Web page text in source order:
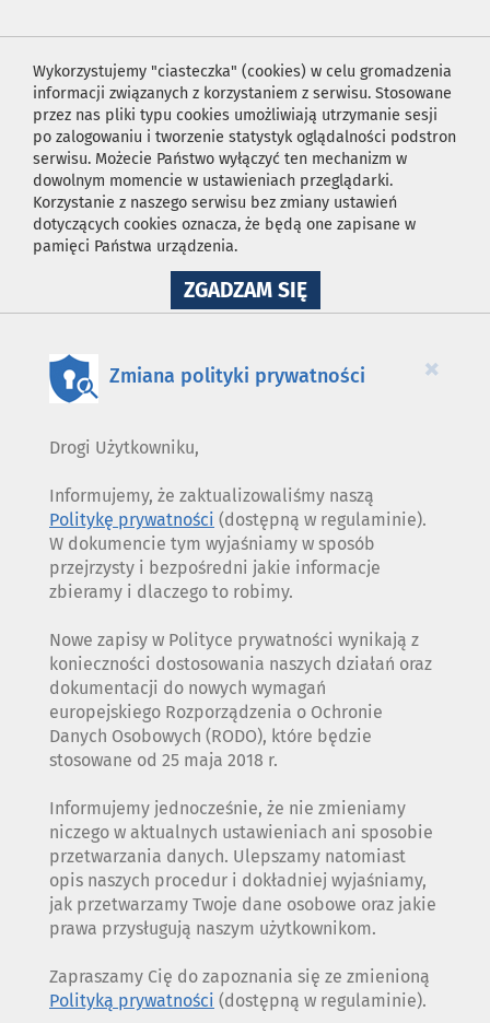
Wykorzystujemy "ciasteczka" (cookies) w celu gromadzenia
informacji związanych z korzystaniem z serwisu. Stosowane
przez nas pliki typu cookies umożliwiają utrzymanie sesji
po zalogowaniu i tworzenie statystyk oglądalności podstron
serwisu. Możecie Państwo wyłączyć ten mechanizm w
dowolnym momencie w ustawieniach przeglądarki.
Korzystanie z naszego serwisu bez zmiany ustawień
dotyczących cookies oznacza, że będą one zapisane w
pamięci Państwa urządzenia.
ZGADZAM SIĘNA
WYKORZYSTANIE
×
Zmiana polityki prywatności
Drogi Użytkowniku,
Informujemy, że zaktualizowaliśmy naszą
Politykę prywatności (dostępną w regulaminie).
W dokumencie tym wyjaśniamy w sposób
przejrzysty i bezpośredni jakie informacje
zbieramy i dlaczego to robimy.
Nowe zapisy w Polityce prywatności wynikają z
konieczności dostosowania naszych działań oraz
dokumentacji do nowych wymagań
europejskiego Rozporządzenia o Ochronie
Danych Osobowych (RODO), które będzie
stosowane od 25 maja 2018 r.
Informujemy jednocześnie, że nie zmieniamy
niczego w aktualnych ustawieniach ani sposobie
przetwarzania danych. Ulepszamy natomiast
opis naszych procedur i dokładniej wyjaśniamy,
jak przetwarzamy Twoje dane osobowe oraz jakie
prawa przysługują naszym użytkownikom.
Zapraszamy Cię do zapoznania się ze zmienioną
Polityką prywatności (dostępną w regulaminie).